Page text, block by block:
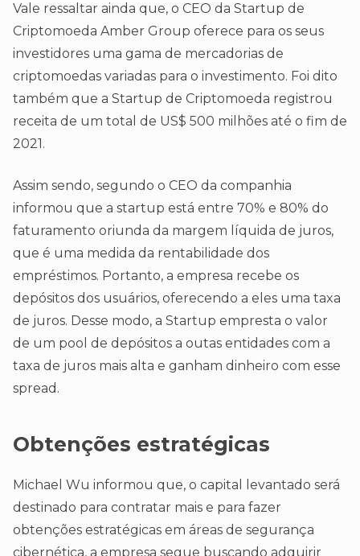
Vale ressaltar ainda que, o CEO da Startup de
Criptomoeda Amber Group oferece para os seus
investidores uma gama de mercadorias de
criptomoedas variadas para o investimento. Foi dito
também que a Startup de Criptomoeda registrou
receita de um total de US$ 500 milhões até o fim de
2021.
Assim sendo, segundo o CEO da companhia
informou que a startup está entre 70% e 80% do
faturamento oriunda da margem líquida de juros,
que é uma medida da rentabilidade dos
empréstimos. Portanto, a empresa recebe os
depósitos dos usuários, oferecendo a eles uma taxa
de juros. Desse modo, a Startup empresta o valor
de um pool de depósitos a outas entidades com a
taxa de juros mais alta e ganham dinheiro com esse
spread.
Obtenções estratégicas
Michael Wu informou que, o capital levantado será
destinado para contratar mais e para fazer
obtenções estratégicas em áreas de segurança
cibernética, a empresa segue buscando adquirir